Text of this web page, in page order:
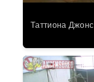
Таттиона Джонс